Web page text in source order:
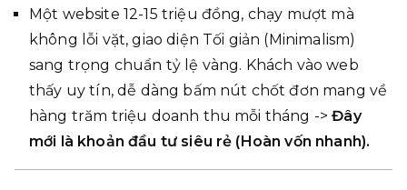
Một website 12-15 triệu đồng, chạy mượt mà
không lỗi vặt, giao diện Tối giản (Minimalism)
sang trọng chuẩn tỷ lệ vàng. Khách vào web
thấy uy tín, dễ dàng bấm nút chốt đơn mang về
hàng trăm triệu doanh thu mỗi tháng ->Đây
mới là khoản đầu tư siêu rẻ (Hoàn vốn nhanh).